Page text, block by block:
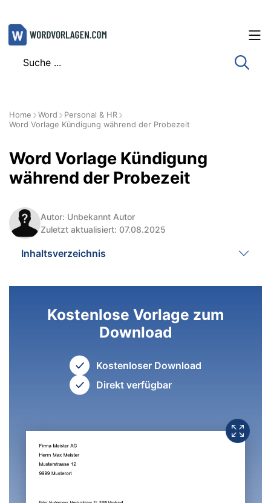
Zum
Inhalt
Home Word
Personal & HR
Word Vorlage Kündigung während der Probezeit
Word Vorlage Kündigung
während der Probezeit
Autor: Unbekannt Autor
Zuletzt aktualisiert: 07.08.2025
Inhaltsverzeichnis
Kostenlose Vorlage zum
Download
Kostenloser Download
Direkt verfügbar